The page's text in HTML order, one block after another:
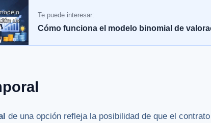
Te puede interesar:
Cómo funciona el modelo binomial de
de una opción refleja la posibilidad de que el